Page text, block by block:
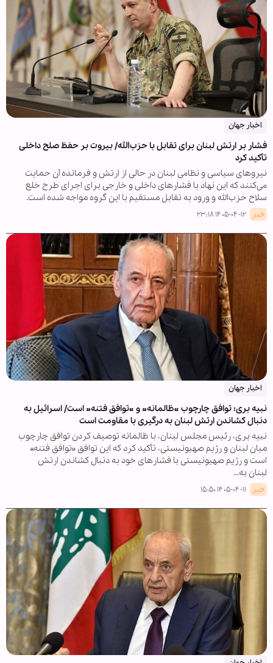
اخبار جهان
فشار بر ارتش لبنان برای تقابل با حزب‌الله/ بیروت بر حفظ صلح داخلی
تأکید کرد
نیروهای سیاسی و نظامی لبنان در حالی از ارتش و فرمانده آن حمایت
می‌کنند که این نهاد با فشارهای داخلی و خارجی برای اجرای طرح خلع
سلاح حزب‌الله و ورود به تقابل مستقیم با این گروه مواجه شده است.
خبر ۱۴۰۵-۰۴-۱۲ ۲۳:۱۸
اخبار جهان
نبیه بری: توافق چارچوب «ظالمانه» و «توافق فتنه» است/ اسرائیل به
دنبال کشاندن ارتش لبنان به درگیری با مقاومت است
نبیه بری، رئیس مجلس لبنان، با ظالمانه توصیف کردن توافق چارچوب
میان لبنان و رژیم صهیونیستی، تأکید کرد که این توافق «توافق فتنه»
است و رژیم صهیونیستی با فشارهای خود به دنبال کشاندن ارتش
لبنان به…
خبر ۱۴۰۵-۰۴-۱۱ ۱۵:۵۰